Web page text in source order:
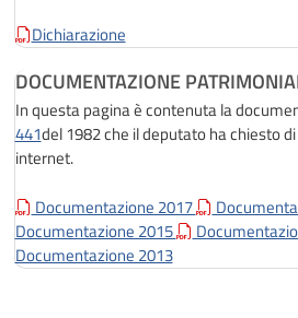
Dichiarazione
DOCUMENTAZIONE
In questa pagina è contenuta la
441del 1982 che il deputato ha chiesto
internet.
Documentazione 2017
Documentazione 2015
Documentazione 2013